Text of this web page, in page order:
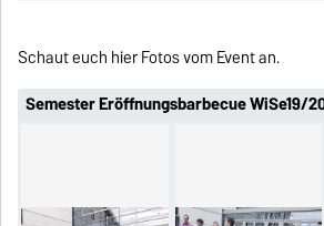
Schaut euch hier Fotos vom Event an.
Semester Eröffnungsbarbecue WiSe19/